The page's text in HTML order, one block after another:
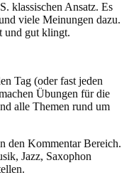
klassischen Ansatz. Es
viele Meinungen dazu.
und gut klingt.
Tag (oder fast jeden
Übungen für die
alle Themen rund um
den Kommentar Bereich.
Jazz, Saxophon